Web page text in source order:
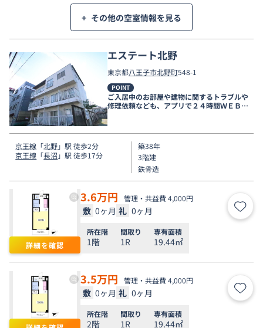
+ その他の空室情報を見る
エステート北野
東京都八王子市北野町548-1
POINT
ご入居中のお部屋や建物に関するトラブルや
修理依頼なども、アプリで２４時間ＷＥＢ受
付しております。
京王線 「北野」駅 徒歩2分
京王線 「長沼 」駅 徒歩17分
築38年
3階建
鉄骨造
詳細を確認
3.6万円 管理・共益費 4,000円
敷 0ヶ月 礼 0ヶ月 お気
所在階
1階
間取り
1R
専有面積
19.44㎡
3.5万円 管理・共益費 4,000円
敷 0ヶ月 礼 0ヶ月 お気
所在階
2階
間取り
1R
専有面積
19.44㎡